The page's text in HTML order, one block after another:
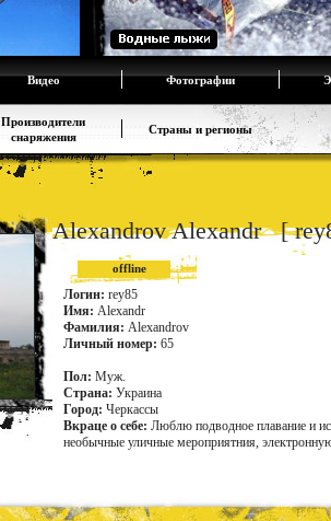
Видео Фотографии
Производители
снаряжения
Страны и регионы
Alexandrov Alexandr [
offline
Логин: rey85
Имя: Alexandr
Фамилия: Alexandrov
Личный номер: 65
Пол: Муж.
Страна: Украина
Город: Черкассы
Вкраце о себе: Люблю подводное плавание и
необычные уличные мероприятния,